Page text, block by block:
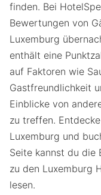
finden. Bei
Bewertungen von
Luxemburg
enthält eine
auf Faktoren wie
Gastfreundlichkeit
Einblicke von
zu treffen.
Luxemburg und
Seite kannst du die
zu den Luxemburg
lesen.